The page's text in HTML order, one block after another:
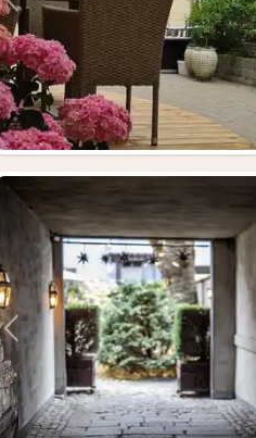
Vorheriges Bild
Vorheriges Bild